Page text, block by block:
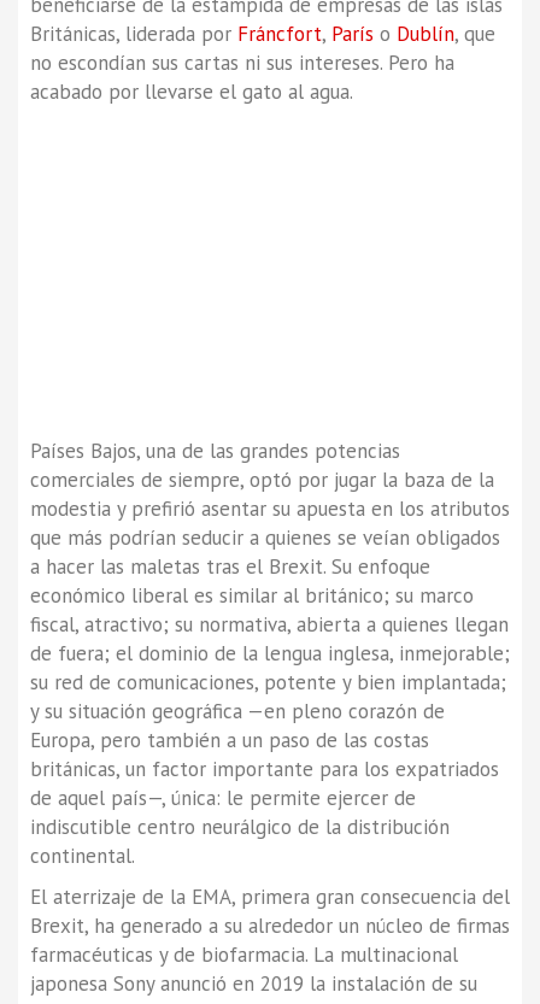
Británicas, liderada por Fráncfort, París o Dublín, que
no escondían sus cartas ni sus intereses. Pero ha
acabado por llevarse el gato al agua.
Países Bajos, una de las grandes potencias
comerciales de siempre, optó por jugar la baza de la
modestia y prefirió asentar su apuesta en los atributos
que más podrían seducir a quienes se veían obligados
a hacer las maletas tras el Brexit. Su enfoque
económico liberal es similar al británico; su marco
fiscal, atractivo; su normativa, abierta a quienes llegan
de fuera; el dominio de la lengua inglesa, inmejorable;
su red de comunicaciones, potente y bien implantada;
y su situación geográfica —en pleno corazón de
Europa, pero también a un paso de las costas
británicas, un factor importante para los expatriados
de aquel país—, única: le permite ejercer de
indiscutible centro neurálgico de la distribución
continental.
El aterrizaje de la EMA, primera gran consecuencia del
Brexit, ha generado a su alrededor un núcleo de firmas
farmacéuticas y de biofarmacia. La multinacional
japonesa Sony anunció en 2019 la instalación de su